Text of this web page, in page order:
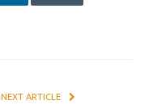
NEXT ARTICLE